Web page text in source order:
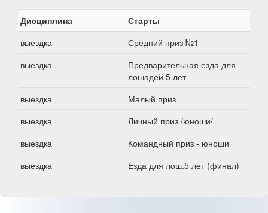
Дисциплина
Старты
выездка
Средний приз №1
выездка
Предварительная езда для
лошадей 5 лет
выездка
Малый приз
выездка
Личный приз /юноши/
выездка
Командный приз - юноши
выездка
Езда для лош.5 лет (финал)